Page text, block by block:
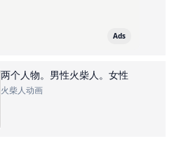
Ads
两个人物。男性火柴人。女性
火柴人动画